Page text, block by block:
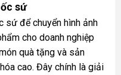
sứ
sứ để chuyển hình ảnh
cho doanh nghiệp
quà tặng và sản
cao. Đây chính là giải